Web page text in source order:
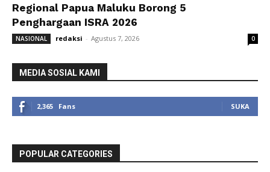
Regional Papua Maluku Borong 5
Penghargaan ISRA 2026
NASIONAL redaksi - Agustus 7, 2026 0
MEDIA SOSIAL KAMI
2,365 Fans SUKA
POPULAR CATEGORIES